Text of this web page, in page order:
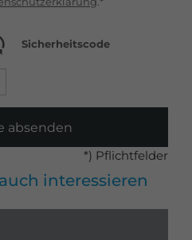
Sicherheitscode
absenden
*) Pflichtfelder
interessieren